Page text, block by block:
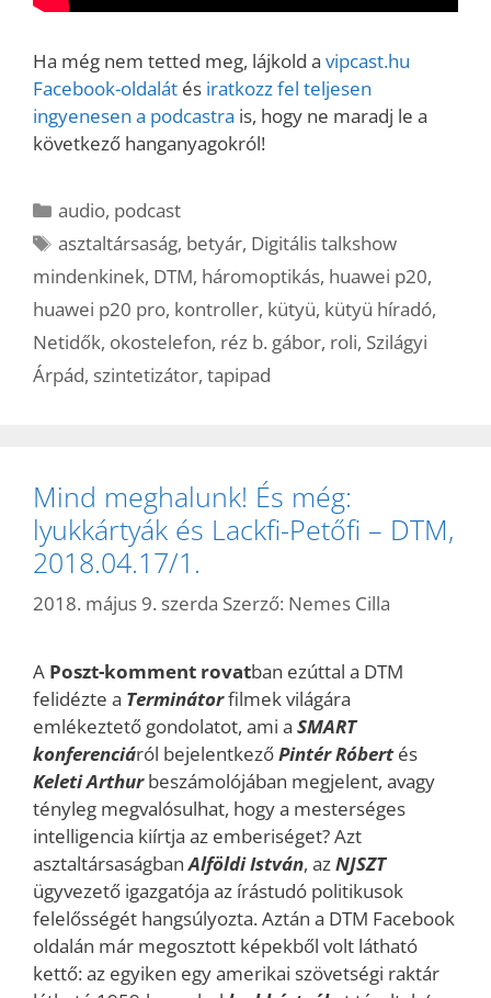
Ha még nem tetted meg, lájkold a vipcast.hu
Facebook-oldalát és iratkozz fel teljesen
ingyenesen a podcastra is, hogy ne maradj le a
következő hanganyagokról!
Kategória
audio, podcast
Címkék
asztaltársaság, betyár, Digitális talkshow
mindenkinek, DTM, háromoptikás, huawei p20,
huawei p20 pro, kontroller, kütyü, kütyü híradó,
Netidők, okostelefon, réz b. gábor, roli, Szilágyi
Árpád, szintetizátor, tapipad
Mind meghalunk! És még:
lyukkártyák és Lackfi-Petőfi – DTM,
2018.04.17/1.
2018. május 9. szerda Szerző: Nemes Cilla
A Poszt-komment rovatban ezúttal a DTM
felidézte a Terminátorfilmek világára
emlékeztető gondolatot, ami a SMART
konferenciáról bejelentkezőPintér Róbertés
Keleti Arthurbeszámolójában megjelent, avagy
tényleg megvalósulhat, hogy a mesterséges
intelligencia kiírtja az emberiséget? Azt
asztaltársaságbanAlföldiIstván, azNJSZT
ügyvezető igazgatója az írástudó politikusok
felelősségét hangsúlyozta. Aztán a DTM Facebook
oldalán már megosztott képekből volt látható
kettő: az egyiken egy amerikai szövetségi raktár